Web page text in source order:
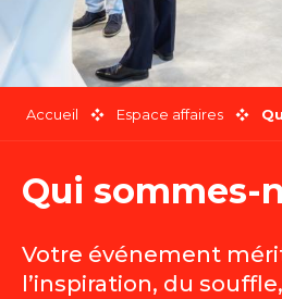
Accueil Espace affaires
Qui sommes-
Votre événement
l’inspiration, du